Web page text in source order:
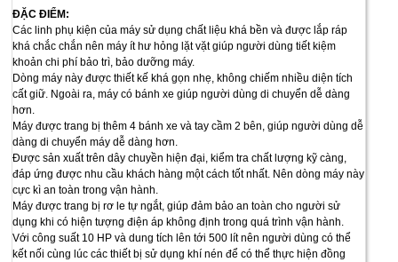
ĐẶC ĐIỂM:
Các linh phụ kiện của máy sử dụng chất liệu khá bền và được lắp ráp
khá chắc chắn nên máy ít hư hỏng lặt vặt giúp người dùng tiết kiệm
khoản chi phí bảo trì, bảo dưỡng máy.
Dòng máy này được thiết kế khá gọn nhẹ, không chiếm nhiều diện tích
cất giữ. Ngoài ra, máy có bánh xe giúp người dùng di chuyển dễ dàng
hơn.
Máy được trang bị thêm 4 bánh xe và tay cầm 2 bên, giúp người dùng dễ
dàng di chuyển máy dễ dàng hơn.
Được sản xuất trên dây chuyền hiện đại, kiểm tra chất lượng kỹ càng,
đáp ứng được nhu cầu khách hàng một cách tốt nhất. Nên dòng máy này
cực kì an toàn trong vận hành.
Máy được trang bị rơ le tự ngắt, giúp đảm bảo an toàn cho người sử
dụng khi có hiện tượng điện áp không định trong quá trình vận hành.
Với công suất 10 HP và dung tích lên tới 500 lít nên người dùng có thể
kết nối cùng lúc các thiết bị sử dụng khí nén để có thể thực hiện đồng